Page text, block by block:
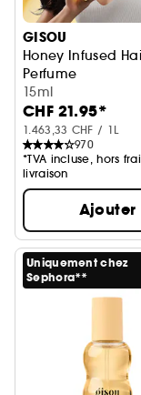
GISOU
Honey Infused
Perfume
Wildflower
15ml
CHF 21.95*
1.463,33 CHF / 1L
970
*TVA incluse, hors
livraison
Ajouter
Uniquement chez
Sephora**